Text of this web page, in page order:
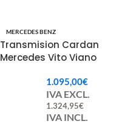
MERCEDES BENZ
Transmision Cardan
Mercedes Vito Viano
1.095,00€
IVA EXCL.
1.324,95€
IVA INCL.